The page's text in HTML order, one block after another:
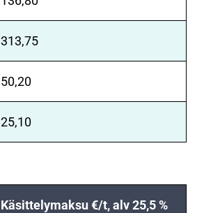
313,75
50,20
25,10
Käsittelymaksu €/t, alv 25,5 %